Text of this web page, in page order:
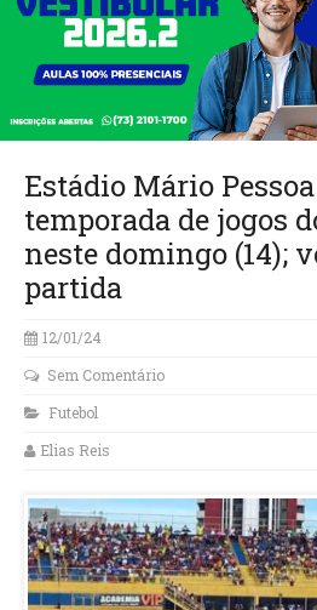
Estádio Mário
temporada de jogos
neste domingo (14);
partida
12/01/24
Sem Comentário
Futebol
Elias Reis